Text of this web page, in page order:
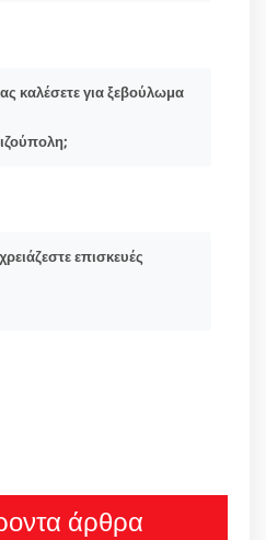
καλέσετε για ξεβούλωμα
επισκευές
άρθρα